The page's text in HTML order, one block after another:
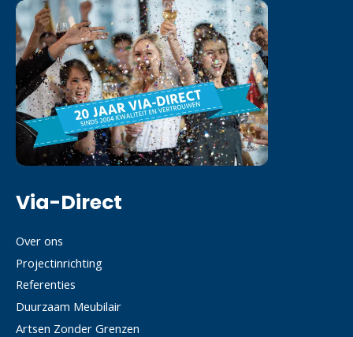
Via-Direct
Over ons
Projectinrichting
Referenties
Duurzaam Meubilair
Artsen Zonder Grenzen